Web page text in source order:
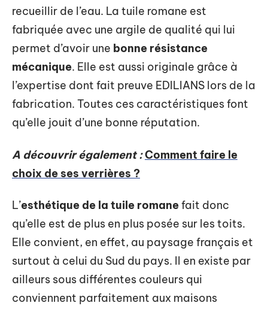
recueillir de l’eau. La tuile romane est
fabriquée avec une argile de qualité qui lui
permet d’avoir une bonne résistance
mécanique. Elle est aussi originale grâce à
l’expertise dont fait preuve EDILIANS lors de la
fabrication. Toutes ces caractéristiques font
qu’elle jouit d’une bonne réputation.
A découvrir également :Comment faire le
choix de ses verrières ?
L’esthétique de la tuile romanefait donc
qu’elle est de plus en plus posée sur les toits.
Elle convient, en effet, au paysage français et
surtout à celui du Sud du pays. Il en existe par
ailleurs sous différentes couleurs qui
conviennent parfaitement aux maisons